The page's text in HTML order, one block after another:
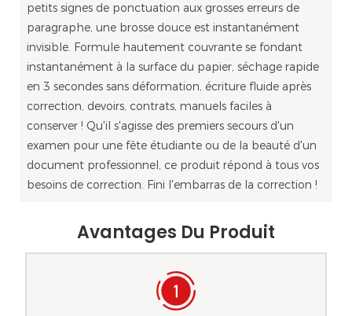
petits signes de ponctuation aux grosses erreurs de
paragraphe, une brosse douce est instantanément
invisible. Formule hautement couvrante se fondant
instantanément à la surface du papier, séchage rapide
en 3 secondes sans déformation, écriture fluide après
correction, devoirs, contrats, manuels faciles à
conserver ! Qu'il s'agisse des premiers secours d'un
examen pour une fête étudiante ou de la beauté d'un
document professionnel, ce produit répond à tous vos
besoins de correction. Fini l'embarras de la correction !
Avantages Du Produit